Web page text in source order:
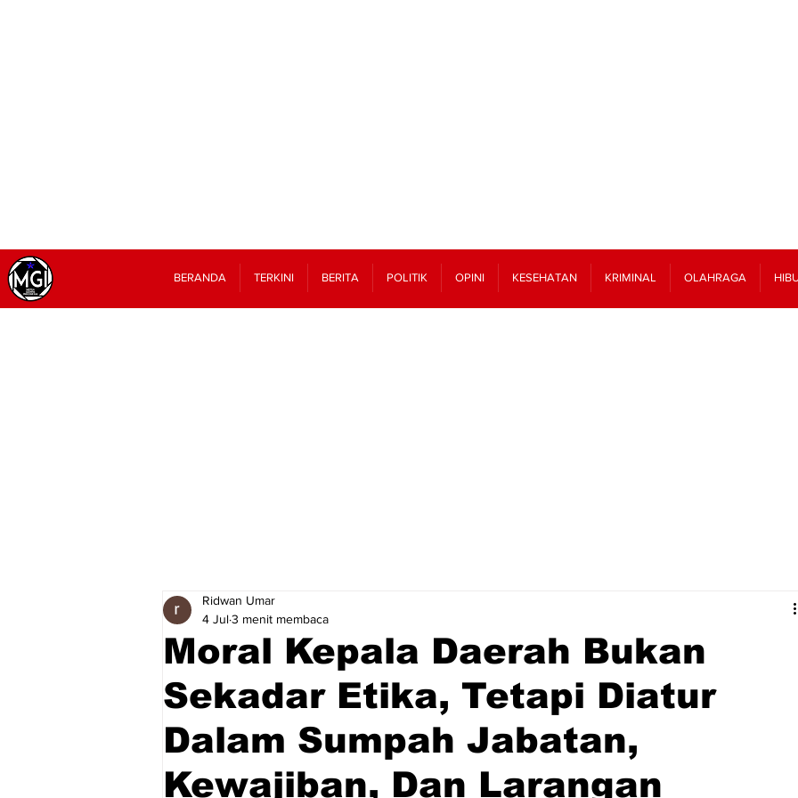
BERANDA TERKINI BERITA POLITIK OPINI KESEHATAN KRIMINAL OLAHRAGA
Moral Kepala Daerah Bukan
Sekadar Etika, Tetapi Diatur
Dalam Sumpah Jabatan,
Kewajiban, Dan Larangan
Ridwan Umar
4 Jul3 menit membaca